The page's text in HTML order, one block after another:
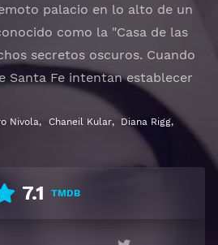
palacio en lo alto de un
como la "Casa de las
secretos oscuros. Cuando
Santa Fe intentan establecer
misterios despiertan
parecen destinados a repetir
de la novela de
HD 1080p 720p | Idioma
Nivola, Chaneil Kular, Diana Rigg,
7.1 TMDB